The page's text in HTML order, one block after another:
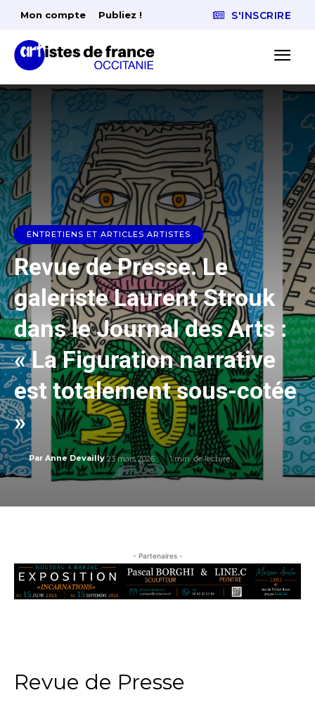
Mon compte Publiez ! S'INSCRIRE
ENTRETIENS ET ARTICLES ARTISTES
Revue de Presse. Le
galeriste Laurent Strouk
dans le Journal des Arts :
« La Figuration narrative
est totalement sous-cotée
»
Par Anne Devailly 23 mars 2026 1min. de lecture
- Partenaires -
Revue de Presse